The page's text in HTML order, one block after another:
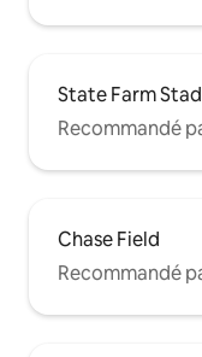
State Farm
Recommandé
Chase Field
Recommandé